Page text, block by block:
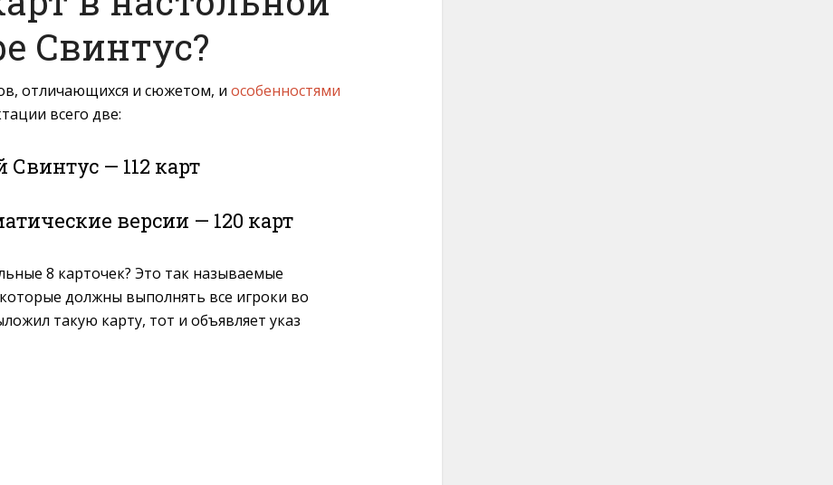
Свинтус?
отличающихся и сюжетом, и особенностями
всего две:
Свинтус — 112 карт
версии — 120 карт
8 карточек? Это так называемые
должны выполнять все игроки во
такую карту, тот и объявляет указ